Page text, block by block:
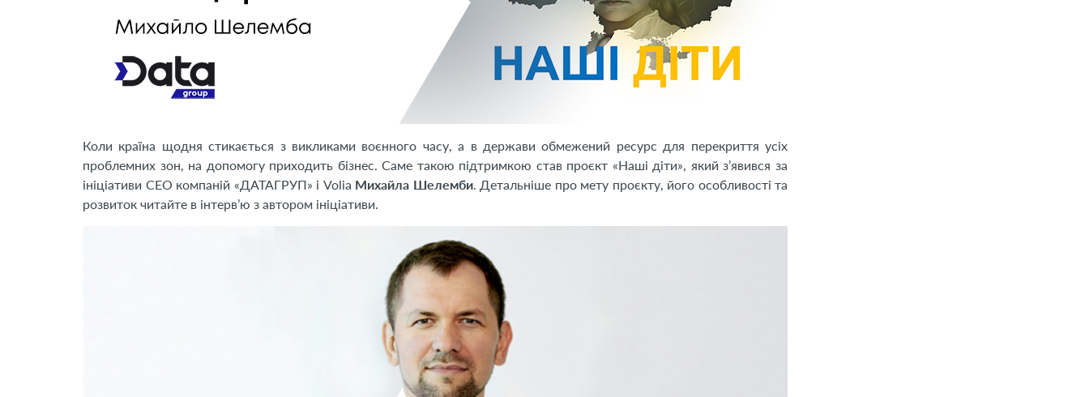
Коли країна щодня стикається з викликами воєнного часу, а в держави обмежений ресурс для перекриття усіх
проблемних зон, на допомогу приходить бізнес. Саме такою підтримкою став проєкт «Наші діти», який з’явився за
ініціативи СЕО компаній «ДАТАГРУП» і Volia Михайла Шелемби. Детальніше про мету проєкту, його особливості та
розвиток читайте в інтерв’ю з автором ініціативи.